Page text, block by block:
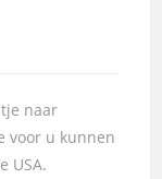
naar
voor u kunnen
USA.